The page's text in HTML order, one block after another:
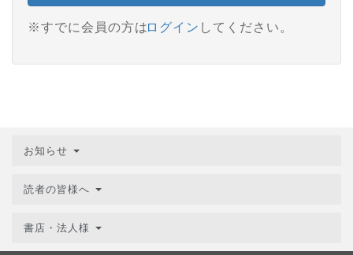
※すでに会員の方はログイン してください。
お知らせ
読者の皆様へ
書店・法人様